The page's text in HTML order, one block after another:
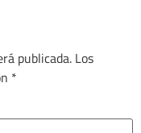
publicada. Los
*